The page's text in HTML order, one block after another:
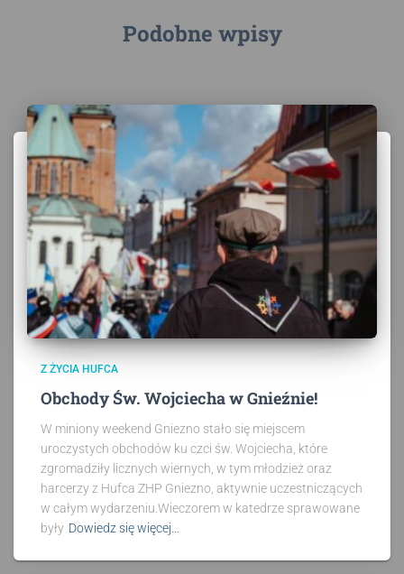
Podobne wpisy
Z ŻYCIA HUFCA
Obchody Św. Wojciecha w Gnieźnie!
W miniony weekend Gniezno stało się miejscem
uroczystych obchodów ku czci św. Wojciecha, które
zgromadziły licznych wiernych, w tym młodzież oraz
harcerzy z Hufca ZHP Gniezno, aktywnie uczestniczących
w całym wydarzeniu.Wieczorem w katedrze sprawowane
były Dowiedz się więcej…